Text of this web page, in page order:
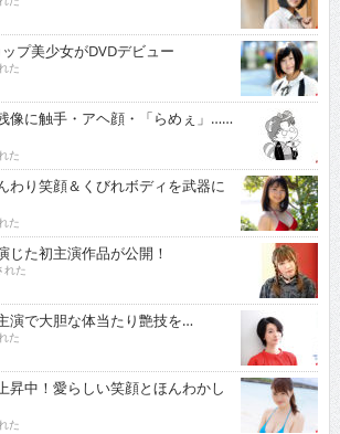
プ美少女がDVDデビュー
た
に触手・アヘ顔・「らめぇ」……
た
り笑顔＆くびれボディを武器に
た
た初主演作品が公開！
た
で大胆な体当たり艶技を…
た
中！愛らしい笑顔とほんわかし
た